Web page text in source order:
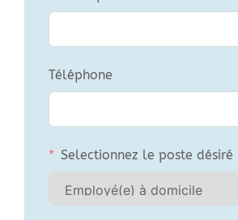
Téléphone
Selectionnez le poste désiré